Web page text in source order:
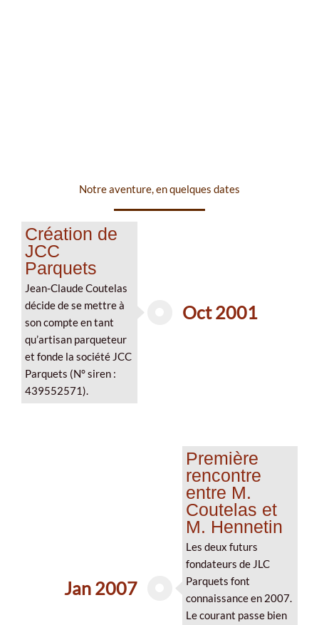
Notre aventure, en quelques dates
Création de
JCC
Parquets
Jean-Claude Coutelas
décide de se mettre à
son compte en tant
qu’artisan parqueteur
et fonde la société JCC
Parquets (N° siren :
439552571).
Oct 2001
Première
rencontre
entre M.
Coutelas et
M. Hennetin
Les deux futurs
fondateurs de JLC
Parquets font
connaissance en 2007.
Le courant passe bien
Jan 2007